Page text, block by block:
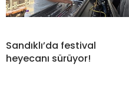
Sandıklı’da festival
heyecanı sürüyor!